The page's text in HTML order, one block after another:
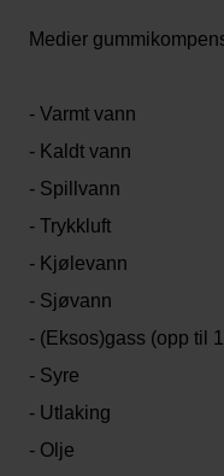
Medier
- Varmt vann
- Kaldt vann
- Spillvann
- Trykkluft
- Kjølevann
- Sjøvann
- (Eksos)gass (opp til
- Syre
- Utlaking
- Olje